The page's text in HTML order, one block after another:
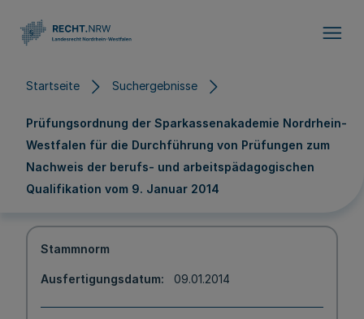
Startseite Suchergebnisse
Prüfungsordnung der Sparkassenakademie Nordrhein-
Westfalen für die Durchführung von Prüfungen zum
Nachweis der berufs- und arbeitspädagogischen
Qualifikation vom 9. Januar 2014
Stammnorm
Ausfertigungsdatum 09.01.2014